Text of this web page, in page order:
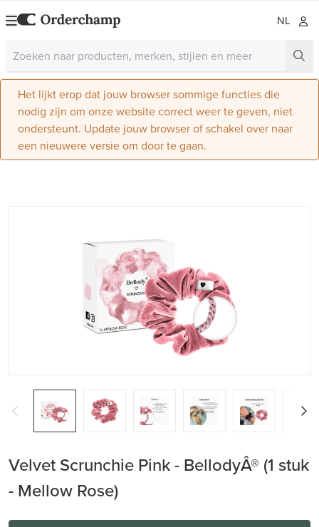
NL
Het lijkt erop dat jouw browser sommige functies die
nodig zijn om onze website correct weer te geven, niet
ondersteunt. Update jouw browser of schakel over naar
een nieuwere versie om door te gaan.
Velvet Scrunchie Pink - BellodyÂ® (1 stuk
- Mellow Rose)